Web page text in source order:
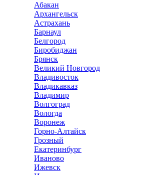
Абакан
Архангельск
Астрахань
Барнаул
Белгород
Биробиджан
Брянск
Великий Новгород
Владивосток
Владикавказ
Владимир
Волгоград
Вологда
Воронеж
Горно-Алтайск
Грозный
Екатеринбург
Иваново
Ижевск